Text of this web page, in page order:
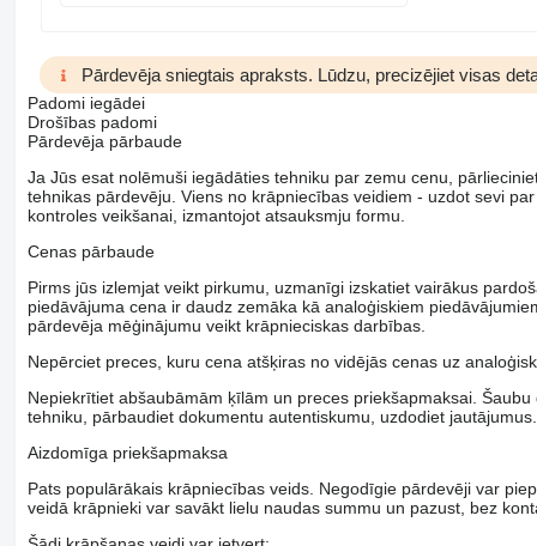
Pārdevēja sniegtais apraksts. Lūdzu, precizējiet visas
Padomi iegādei
Drošības padomi
Pārdevēja pārbaude
Ja Jūs esat nolēmuši iegādāties tehniku par zemu cenu,
tehnikas pārdevēju. Viens no krāpniecības veidiem - uzdot sevi
kontroles veikšanai, izmantojot atsauksmju formu.
Cenas pārbaude
Pirms jūs izlemjat veikt pirkumu, uzmanīgi izskatiet vairākus
piedāvājuma cena ir daudz zemāka kā analoģiskiem
pārdevēja mēģinājumu veikt krāpnieciskas darbības.
Nepērciet preces, kuru cena atšķiras no vidējās cenas uz
Nepiekrītiet abšaubāmām ķīlām un preces priekšapmaksai.
tehniku, pārbaudiet dokumentu autentiskumu, uzdodiet jautājumus.
Aizdomīga priekšapmaksa
Pats populārākais krāpniecības veids. Negodīgie pārdevēji var
veidā krāpnieki var savākt lielu naudas summu un pazust, bez